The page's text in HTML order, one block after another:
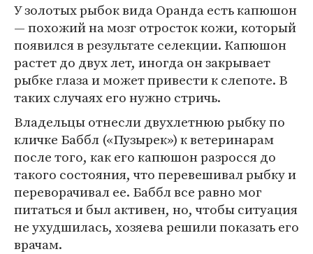
У золотых рыбок вида Оранда есть капюшон
— похожий на мозг отросток кожи, который
появился в результате селекции. Капюшон
растет до двух лет, иногда он закрывает
рыбке глаза и может привести к слепоте. В
таких случаях его нужно стричь.
Владельцы отнесли двухлетнюю рыбку по
кличке Баббл («Пузырек») к ветеринарам
после того, как его капюшон разросся до
такого состояния, что перевешивал рыбку и
переворачивал ее. Баббл все равно мог
питаться и был активен, но, чтобы ситуация
не ухудшилась, хозяева решили показать его
врачам.